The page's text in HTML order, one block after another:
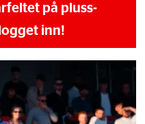
på pluss-
inn!